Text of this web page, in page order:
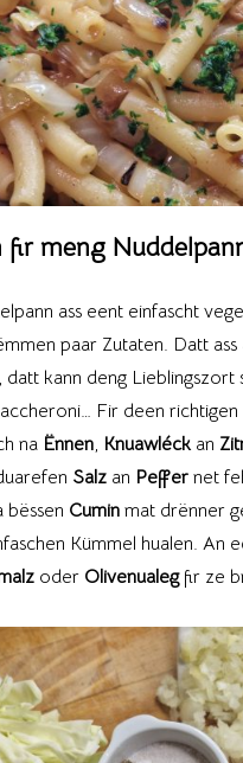
fir meng
ass eent einfascht
paar Zutaten. Datt ass
datt kann deng Lieblingszort
Fir deen richtigen
na Ënnen, Knuawléckan
Salzan Peffernet
bëssen Cuminmat drënner
Kümmel hualen. An
oder Olivenualegfir ze